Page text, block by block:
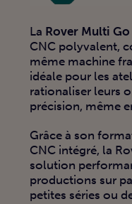
La Rover Multi Go
CNC polyvalent,
même machine
idéale pour les
rationaliser leurs
précision, même
Grâce à son
CNC intégré, la
solution
productions sur
petites séries ou